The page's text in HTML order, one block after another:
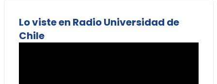
Lo viste en Radio Universidad de
Chile